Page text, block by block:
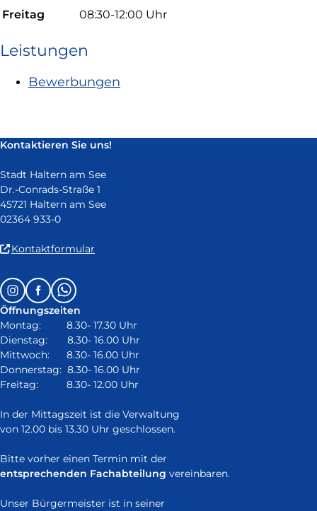
Freitag
08:30-12:00 Uhr
Leistungen
Bewerbungen
Kontaktieren Sie uns!
Stadt Haltern am See
Dr.-Conrads-Straße 1
45721 Haltern am See
02364 933-0
Kontaktformular
in
neuem
Fenster)
Follow
us
on:
InstagramFacebookWhatsapp
Öffnungszeiten
Montag: 8.30- 17.30 Uhr
Dienstag: 8.30- 16.00 Uhr
Mittwoch: 8.30- 16.00 Uhr
Donnerstag: 8.30- 16.00 Uhr
Freitag: 8.30- 12.00 Uhr
In der Mittagszeit ist die Verwaltung
von 12.00 bis 13.30 Uhr geschlossen.
Bitte vorher einen Termin mit der
entsprechenden Fachabteilung vereinbaren.
Unser Bürgermeister ist in seiner